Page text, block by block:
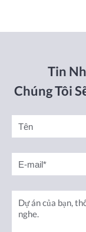
Tin
Chúng Tôi